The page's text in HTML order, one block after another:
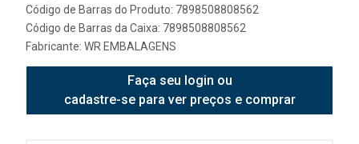
Código de Barras do Produto: 7898508808562
Código de Barras da Caixa: 7898508808562
Fabricante: WR EMBALAGENS
Faça seu login ou
cadastre-se para ver preços e comprar